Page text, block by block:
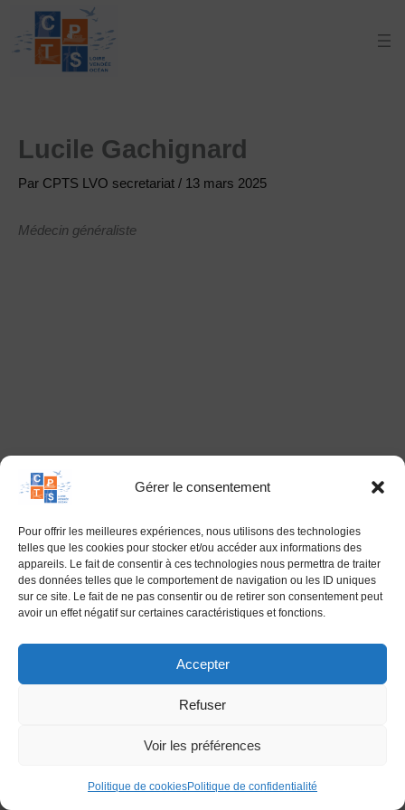
Gérer le consentement
Pour offrir les meilleures expériences, nous utilisons des technologies
telles que les cookies pour stocker et/ou accéder aux informations des
appareils. Le fait de consentir à ces technologies nous permettra de traiter
des données telles que le comportement de navigation ou les ID uniques
sur ce site. Le fait de ne pas consentir ou de retirer son consentement peut
avoir un effet négatif sur certaines caractéristiques et fonctions.
Accepter
Refuser
Voir les préférences
Politique de cookiesPolitique de confidentialité
contenu
​Lucile Gachignard
Par CPTS LVO secretariat / 13 mars 2025
Médecin généraliste
26 Boulevard Viaud Grand Marais
85300 CHALLANS
Contact par téléphone :​ 06 77 16 52 53
Politique de cookies (UE)Politique de confidentialité